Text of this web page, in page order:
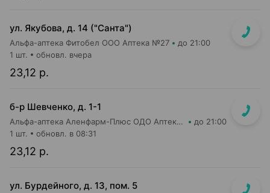
ул. Якубова, д. 14 ("Санта")
Альфа-аптека Фитобел ООО Аптека №27 до 21:00
23,12 р.
1 шт. обновл. вчера
б-р Шевченко, д. 1-1
Альфа-аптека Аленфарм-Плюс ОДО Аптека №2 до 21:00
23,12 р.
1 шт. обновл. в 08:31
ул. Бурдейного, д. 13, пом. 5